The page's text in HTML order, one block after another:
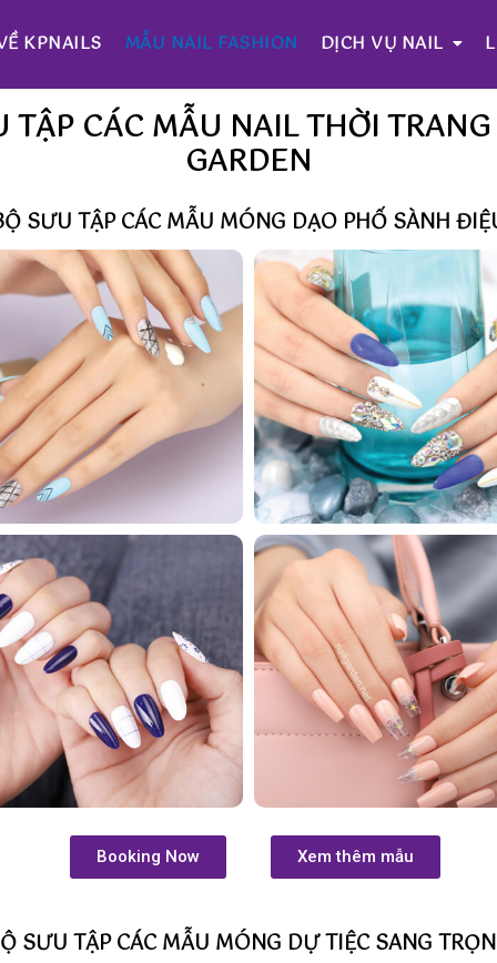
KPNAILS MẪU NAIL FASHION DỊCH VỤ NAIL
TẬP CÁC MẪU NAIL THỜI
GARDEN
SƯU TẬP CÁC MẪU MÓNG DẠO PHỐ SÀNH
Booking Now Xem thêm mẫu
SƯU TẬP CÁC MẪU MÓNG DỰ TIỆC SANG